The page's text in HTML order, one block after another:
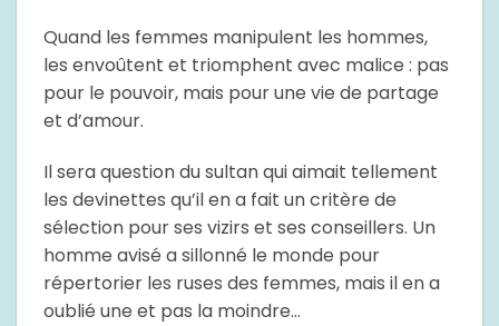
Quand les femmes manipulent les hommes,
les envoûtent et triomphent avec malice : pas
pour le pouvoir, mais pour une vie de partage
et d’amour.
Il sera question du sultan qui aimait tellement
les devinettes qu’il en a fait un critère de
sélection pour ses vizirs et ses conseillers. Un
homme avisé a sillonné le monde pour
répertorier les ruses des femmes, mais il en a
oublié une et pas la moindre…